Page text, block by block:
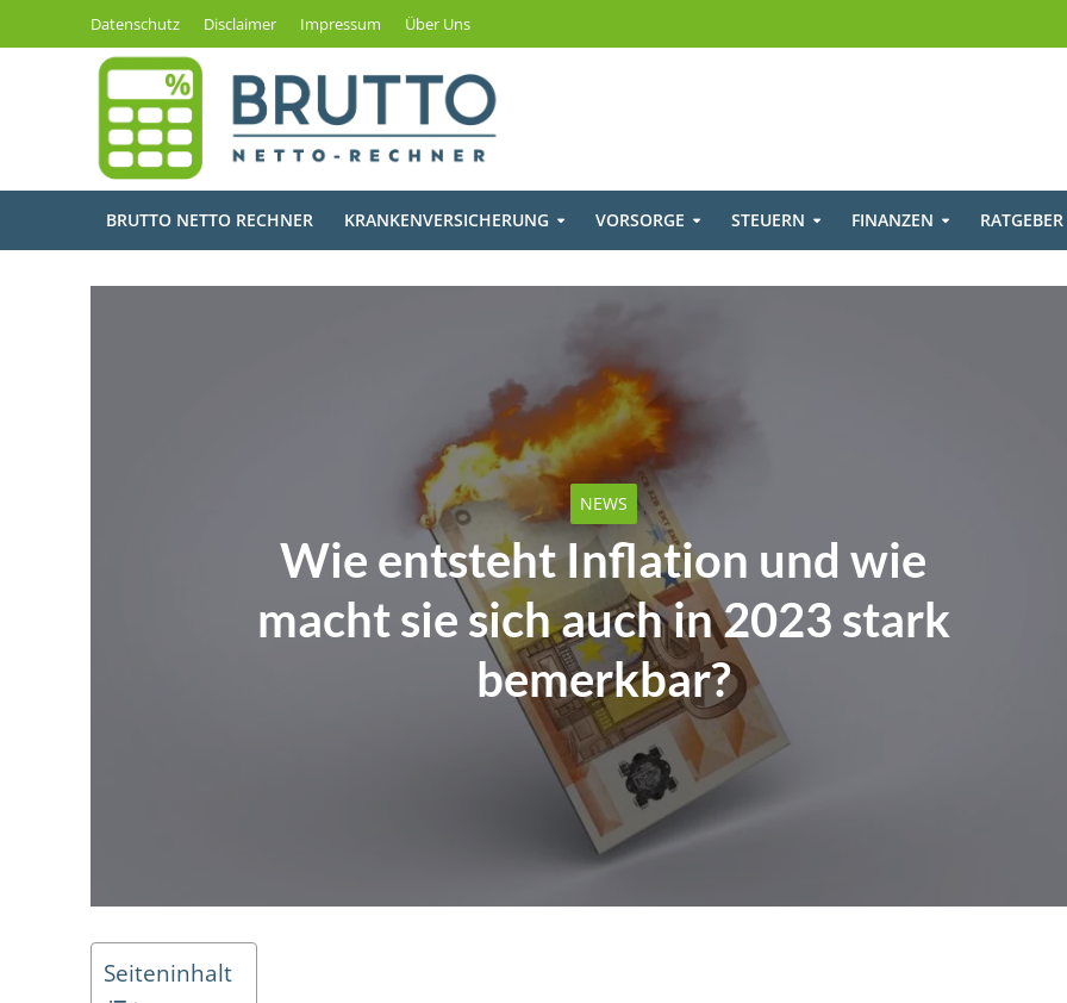
Datenschutz Disclaimer Impressum Über Uns
BRUTTO NETTO RECHNER KRANKENVERSICHERUNG VORSORGE STEUERN FINANZEN RATGEBER
NEWS
Wie entsteht Inflation und wie
macht sie sich auch in 2023 stark
bemerkbar?
Seiteninhalt